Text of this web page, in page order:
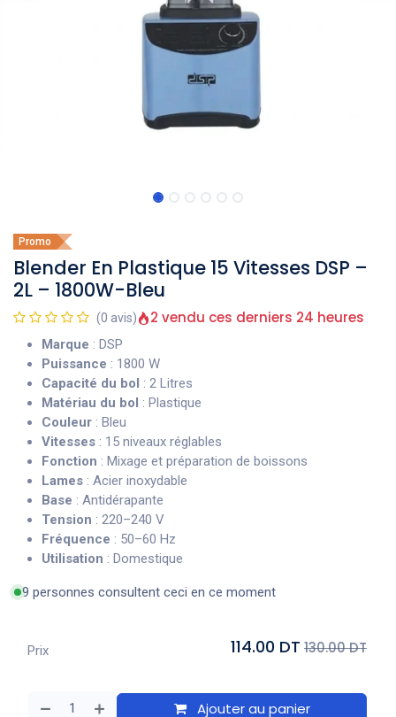
Promo
Blender En Plastique 15 Vitesses DSP –
2L – 1800W-Bleu
(0 avis) 2 vendu ces derniers 24 heures
Marque : DSP
Puissance : 1800 W
Capacité du bol : 2 Litres
Matériau du bol : Plastique
Couleur : Bleu
Vitesses : 15 niveaux réglables
Fonction : Mixage et préparation de boissons
Lames : Acier inoxydable
Base : Antidérapante
Tension : 220–240 V
Fréquence : 50–60 Hz
Utilisation : Domestique
9 personnes consultent ceci en ce moment
Ajouter au panier
Prix 114.00 DT 130.00 DT